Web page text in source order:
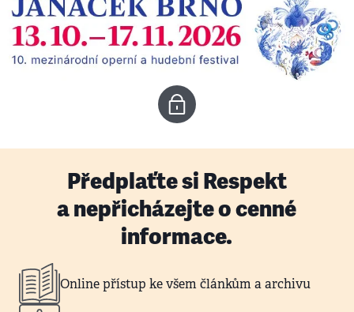
Předplaťte si Respekt
a nepřicházejte o cenné
informace.
Online přístup ke všem článkům a archivu